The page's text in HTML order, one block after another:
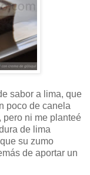
sabor a lima, que
poco de canela
pero ni me planteé
de lima
su zumo
de aportar un